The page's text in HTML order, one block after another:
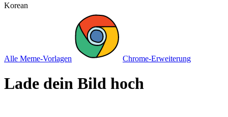
Korean
Alle Meme-Vorlagen Chrome-Erweiterung
Lade dein Bild hoch